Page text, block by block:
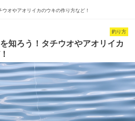
オやアオリイカのウキの作り方など！
釣り方
知ろう！タチウオやアオリイカ